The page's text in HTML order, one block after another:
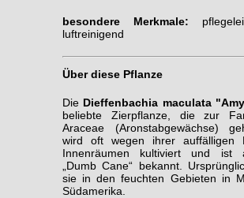
besondere Merkmale:
luftreinigend
Über diese Pflanze
Die Dieffenbachia maculata
beliebte Zierpflanze, die zur
Araceae (Aronstabgewächse)
wird oft wegen ihrer auffälligen
Innenräumen kultiviert und ist
„Dumb Cane“ bekannt.
sie in den feuchten Gebieten in
Südamerika.